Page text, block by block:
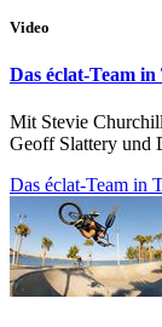
Video
Das éclat-Team in
Mit Stevie
Geoff Slattery und
Das éclat-Team in